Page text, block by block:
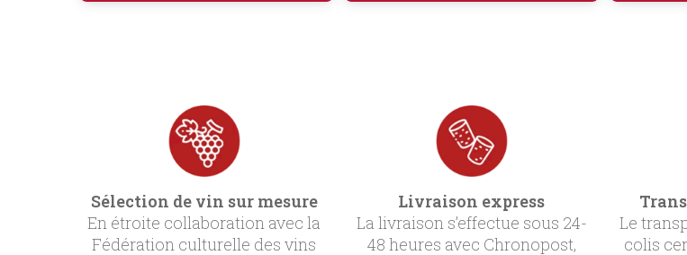
Sélection de vin sur mesure
En étroite collaboration avec la
Fédération culturelle des vins
Livraison express
La livraison s’effectue sous 24-
48 heures avec Chronopost,
Le
colis